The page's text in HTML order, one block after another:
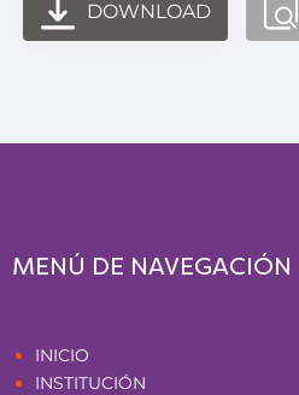
DOWNLOAD
MENÚ DE NAVEGACIÓN
INICIO
INSTITUCIÓN